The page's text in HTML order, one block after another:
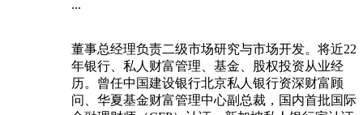
...
董事总经理负责二级市场研究与市场开发。将近22
年银行、私人财富管理、基金、股权投资从业经
历。曾任中国建设银行北京私人银行资深财富顾
问、华夏基金财富管理中心副总裁，国内首批国际